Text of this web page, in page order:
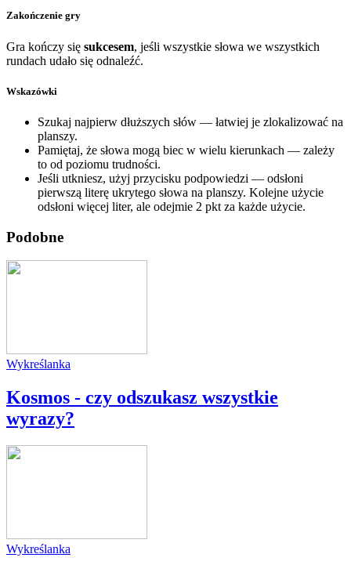
Zakończenie gry
Gra kończy się sukcesem, jeśli wszystkie słowa we wszystkich
rundach udało się odnaleźć.
Wskazówki
Szukaj najpierw dłuższych słów — łatwiej je zlokalizować na
planszy.
Pamiętaj, że słowa mogą biec w wielu kierunkach — zależy
to od poziomu trudności.
Jeśli utkniesz, użyj przycisku podpowiedzi — odsłoni
pierwszą literę ukrytego słowa na planszy. Kolejne użycie
odsłoni więcej liter, ale odejmie 2 pkt za każde użycie.
Podobne
Wykreślanka
Kosmos - czy odszukasz wszystkie
wyrazy?
Wykreślanka